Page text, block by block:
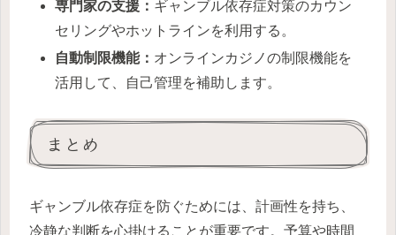
専門家の支援： ギャンブル依存症対策のカウン
セリングやホットラインを利用する。
自動制限機能： オンラインカジノの制限機能を
活用して、自己管理を補助します。
まとめ
ギャンブル依存症を防ぐためには、計画性を持ち、
冷静な判断を心掛けることが重要です。予算や時間